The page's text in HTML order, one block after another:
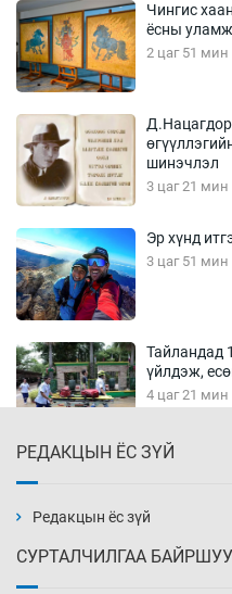
Чингис
ёсны
2 цаг 51 мин
шинэчлэл
3 цаг 21 мин
Эр хүнд
3 цаг 51 мин
Тайландад
үйлдэж,
4 цаг 21 мин
РЕДАКЦЫН ЁС ЗҮЙ
Редакцын ёс зүй
СУРТАЛЧИЛГАА